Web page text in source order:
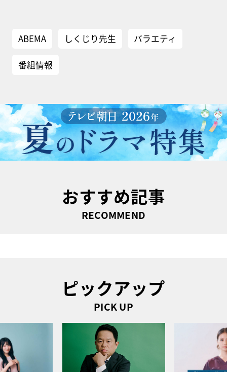
ABEMA しくじり先生 バラエティ
番組情報
おすすめ記事
RECOMMEND
ピックアップ
PICK UP